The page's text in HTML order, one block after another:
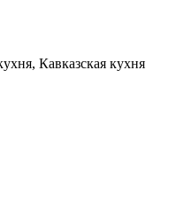
Кавказская кухня